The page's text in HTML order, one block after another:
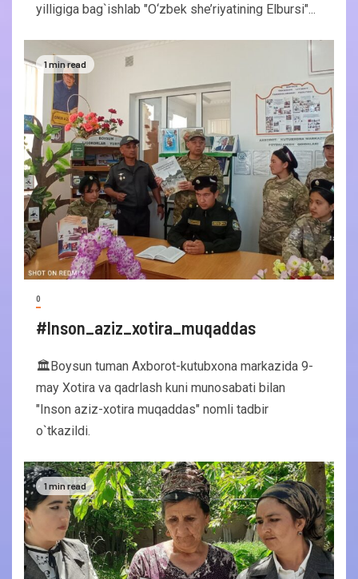
yilligiga bag`ishlab "O‘zbek she’riyatining Elbursi"...
1 min read
0
#Inson_aziz_xotira_muqaddas
🏛Boysun tuman Axborot-kutubxona markazida 9-
may Xotira va qadrlash kuni munosabati bilan
"Inson aziz-xotira muqaddas" nomli tadbir
o`tkazildi.
1 min read